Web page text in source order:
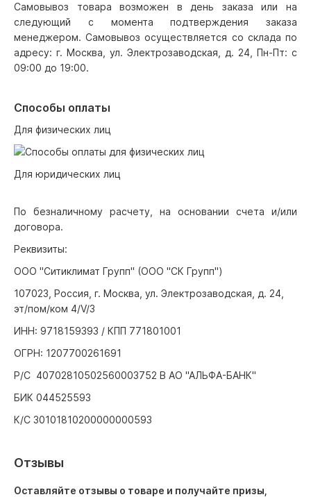
Самовывоз товара возможен в день заказа или на
следующий с момента подтверждения заказа
менеджером. Самовывоз осуществляется со склада по
адресу: г. Москва, ул. Электрозаводская, д. 24, Пн-Пт: с
09:00 до 19:00.
Способы оплаты
Для физических лиц
Для юридических лиц
По безналичному расчету, на основании счета и/или
договора.
Реквизиты:
ООО "Ситиклимат Групп" (ООО "СК Групп")
107023, Россия, г. Москва, ул. Электрозаводская, д. 24,
эт/пом/ком 4/V/3
ИНН: 9718159393 / КПП 771801001
ОГРН: 1207700261691
Р/С 40702810502560003752 В АО "АЛЬФА-БАНК"
БИК 044525593
К/С 30101810200000000593
Отзывы
Оставляйте отзывы о товаре и получайте призы,